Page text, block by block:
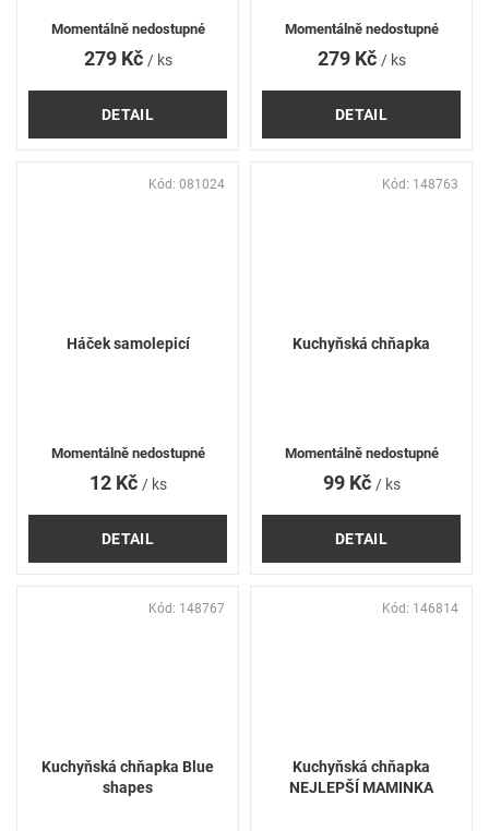
279 Kč / ks
DETAIL
Momentálně nedostupné
279 Kč / ks
DETAIL
Momentálně nedostupné
Háček samolepicí
12 Kč / ks
DETAIL
Momentálně nedostupné
Kód: 081024
Kuchyňská chňapka
99 Kč / ks
DETAIL
Momentálně nedostupné
Kód: 148763
Kuchyňská chňapka Blue
shapes
Kód: 148767
Kuchyňská chňapka
NEJLEPŠÍ MAMINKA
Kód: 146814